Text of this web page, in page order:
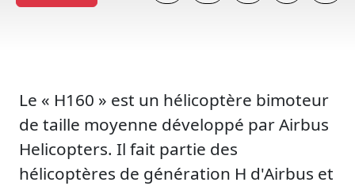
Le « H160 » est un hélicoptère bimoteur
de taille moyenne développé par Airbus
Helicopters. Il fait partie des
hélicoptères de génération H d'Airbus et